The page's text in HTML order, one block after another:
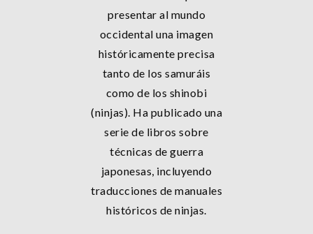
presentar al mundo
occidental una imagen
históricamente precisa
tanto de los samuráis
como de los shinobi
(ninjas). Ha publicado una
serie de libros sobre
técnicas de guerra
japonesas, incluyendo
traducciones de manuales
históricos de ninjas.